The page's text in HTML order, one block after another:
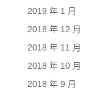
2019 年 1 月
2018 年 12 月
2018 年 11 月
2018 年 10 月
2018 年 9 月